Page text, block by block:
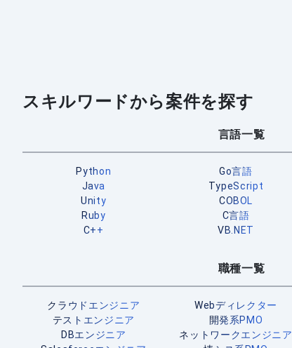
スキルワードから案件を探す
言語一覧
Python Go言語
Java
TypeScript
Unity
COBOL
Ruby
C言語
C++
VB.NET
職種一覧
クラウドエンジニア Webディレクター
テストエンジニア
開発系PMO
DBエンジニア
ネットワークエンジニア